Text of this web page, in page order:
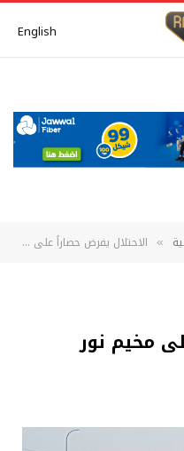
English
» الاحتلال يفرض حصاراً على مخيم نور شمس شرق طولكرم
مخيم نور